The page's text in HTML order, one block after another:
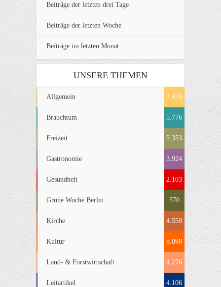
Beiträge der letzten drei Tage
Beiträge der letzten Woche
Beiträge im letzten Monat
UNSERE THEMEN
Allgemein 7.478
Brauchtum 5.776
Freizeit 5.353
Gastronomie 3.924
Gesundheit 2.103
Grüne Woche Berlin 570
Kirche 4.550
Kultur 8.098
Land- & Forstwirtschaft 4.276
Leitartikel 4.106